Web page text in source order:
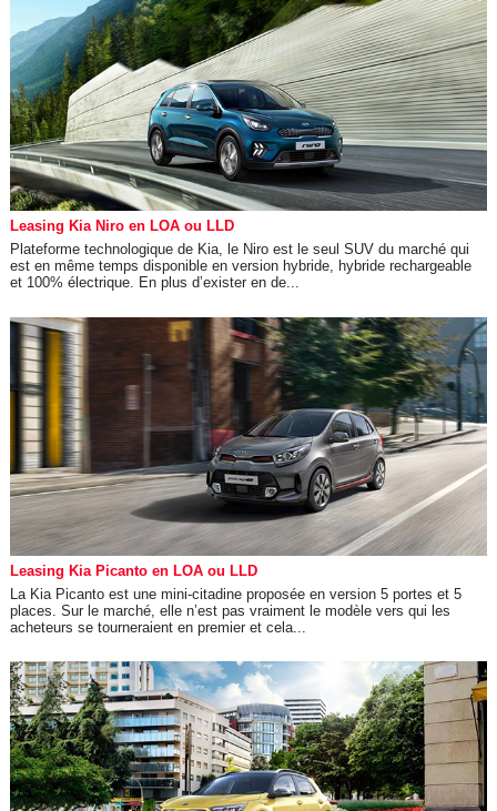
Leasing Kia Niro en LOA ou LLD
Plateforme technologique de Kia, le Niro est le seul SUV du marché qui
est en même temps disponible en version hybride, hybride rechargeable
et 100% électrique. En plus d’exister en de...
Leasing Kia Picanto en LOA ou LLD
La Kia Picanto est une mini-citadine proposée en version 5 portes et 5
places. Sur le marché, elle n’est pas vraiment le modèle vers qui les
acheteurs se tourneraient en premier et cela...